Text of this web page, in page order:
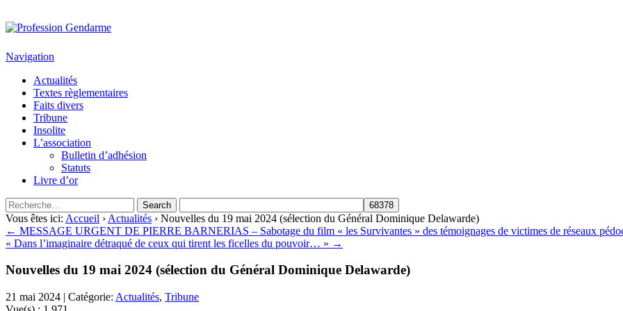
Navigation
Actualités
Textes règlementaires
Faits divers
Tribune
Insolite
L’association
Bulletin d’adhésion
Statuts
Livre d’or
Vous êtes ici: Accueil › Actualités › Nouvelles du 19 mai 2024 (sélection du Général Dominique Delawarde)
← MESSAGE URGENT DE PIERRE BARNERIAS – Sabotage du film « les Survivantes » des témoignages de victimes de réseaux
« Dans l’imaginaire détraqué de ceux qui tirent les ficelles du pouvoir… » →
Nouvelles du 19 mai 2024 (sélection du Général Dominique Delawarde)
21 mai 2024 | Catégorie: Actualités, Tribune